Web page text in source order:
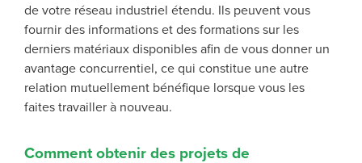
de votre réseau industriel étendu. Ils peuvent vous
fournir des informations et des formations sur les
derniers matériaux disponibles afin de vous donner un
avantage concurrentiel, ce qui constitue une autre
relation mutuellement bénéfique lorsque vous les
faites travailler à nouveau.
Comment obtenir des projets de